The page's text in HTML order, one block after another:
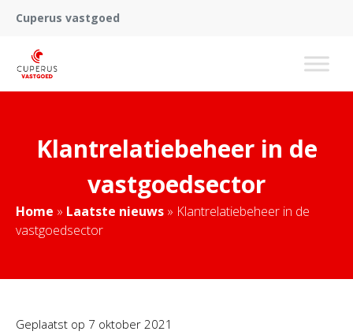
Cuperus vastgoed
Klantrelatiebeheer in de
vastgoedsector
Home » Laatste nieuws » Klantrelatiebeheer in de
vastgoedsector
Geplaatst op 7 oktober 2021